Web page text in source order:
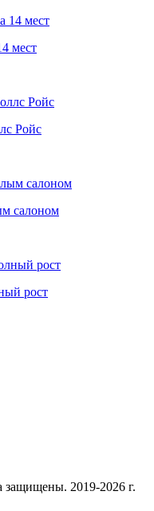
мест
Ройс
салоном
рост
2019-2026 г.